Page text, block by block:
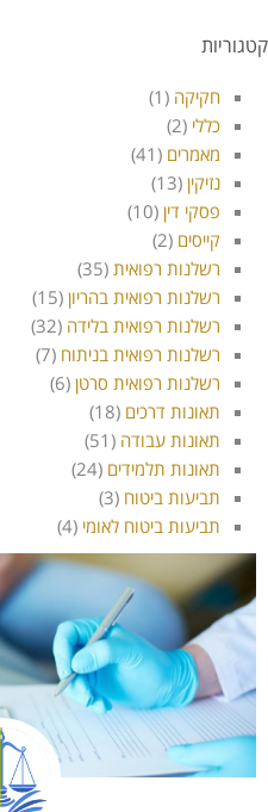
קטגוריות
חקיקה (1)
כללי (2)
מאמרים (41)
נזיקין (13)
פסקי דין (10)
קייסים (2)
רשלנות רפואית (35)
רשלנות רפואית בהריון (15)
רשלנות רפואית בלידה (32)
רשלנות רפואית בניתוח (7)
רשלנות רפואית סרטן (6)
תאונות דרכים (18)
תאונות עבודה (51)
תאונות תלמידים (24)
תביעות ביטוח (3)
תביעות ביטוח לאומי (4)